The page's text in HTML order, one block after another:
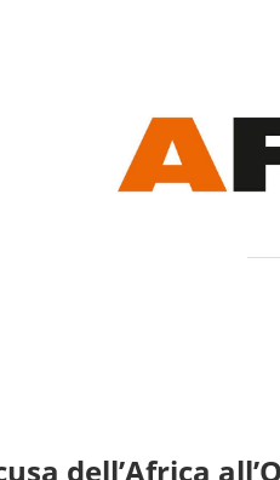
dell’Africa